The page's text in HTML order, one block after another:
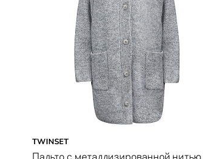
TWINSET
Пальто с металлизированной нитью